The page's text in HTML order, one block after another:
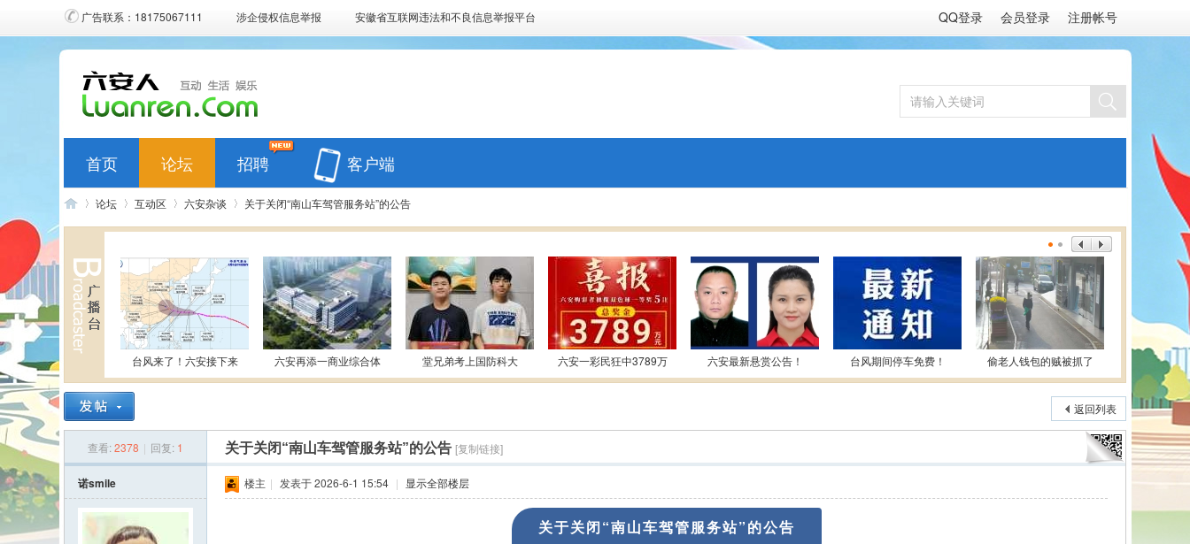
QQ登录 会员登录 注册帐号
广告联系：18175067111 涉企侵权信息举报 安徽省互联网违法和不良信息举报平台
首页 论坛 招聘 客户端
六 »
论坛 互动区
›
六安杂谈 关于关闭“南山车驾管服务站”的公告
台风来了！六安接下来 六安再添一商业综合体 堂兄弟考上国防科大 六安一彩民狂中3789万 六安最新悬赏公告！ 台风期间停车免费！ 偷老人钱包的贼被抓了
返回列表
查看:2378 | 回复: 1 关于关闭“南山车驾管服务站”的公告 [复制链接]
诺smile 楼主 | 发表于 2026-6-1 15:54 | 显示全部楼层
关于关闭“南山车驾管服务站”的公告